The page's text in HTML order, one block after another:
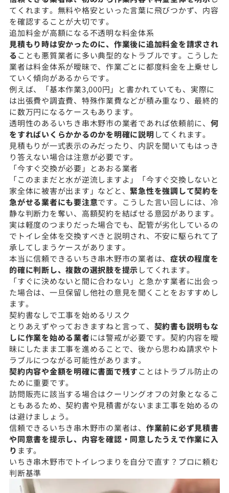
てくれます。無料や格安といった言葉に飛びつかず、内容
を確認することが大切です。
追加料金が高額になる不透明な料金体系
見積もり時は安かったのに、作業後に追加料金を請求され
ることも悪質業者に多い典型的なトラブルです。こうした
業者は料金体系が曖昧で、作業ごとに都度料金を上乗せし
ていく傾向があるからです。
例えば、「基本作業3,000円」と書かれていても、実際に
は出張費や調査費、特殊作業費などが積み重なり、最終的
に数万円になるケースもあります。
透明性のあるいちき串木野市の業者であれば依頼前に、 何
をすればいくらかかるのかを明確に説明してくれます。
見積もりが一式表示のみだったり、内訳を聞いてもはっき
り答えない場合は注意が必要です。
「今すぐ交換が必要」とあおる業者
「このままだと水が逆流しますよ」「今すぐ交換しないと
家全体に被害が出ます」などと、 緊急性を強調して契約を
急がせる業者にも要注意です。こうした言い回しには、冷
静な判断力を奪い、高額契約を結ばせる意図があります。
実は軽度のつまりだった場合でも、配管が劣化しているの
でトイレ全体を交換すべきと説明され、不安に駆られて了
承してしまうケースがあります。
本当に信頼できるいちき串木野市の業者は、 症状の程度を
的確に判断し、複数の選択肢を提示してくれます。
「すぐに決めないと間に合わない」と急かす業者に出会っ
た場合は、一旦保留し他社の意見を聞くことをおすすめし
ます。
契約書なしで工事を始めるリスク
とりあえずやっておきますねと言って、 契約書も説明もな
しに作業を始める業者には警戒が必要です。契約内容を曖
昧にしたまま工事を進めることで、後から思わぬ請求やト
ラブルにつながる可能性があります。
契約内容や金額を明確に書面で残すことはトラブル防止の
ために重要です。
訪問販売に該当する場合はクーリングオフの対象となるこ
ともあるため、契約書や見積書がないまま工事を始めるの
は避けましょう。
信頼できるいちき串木野市の業者は、 作業前に必ず見積書
や同意書を提示し、内容を確認・同意したうえで作業に入
り ます。
いちき串木野市でトイレつまりを自分で直す？プロに頼む
判断基準